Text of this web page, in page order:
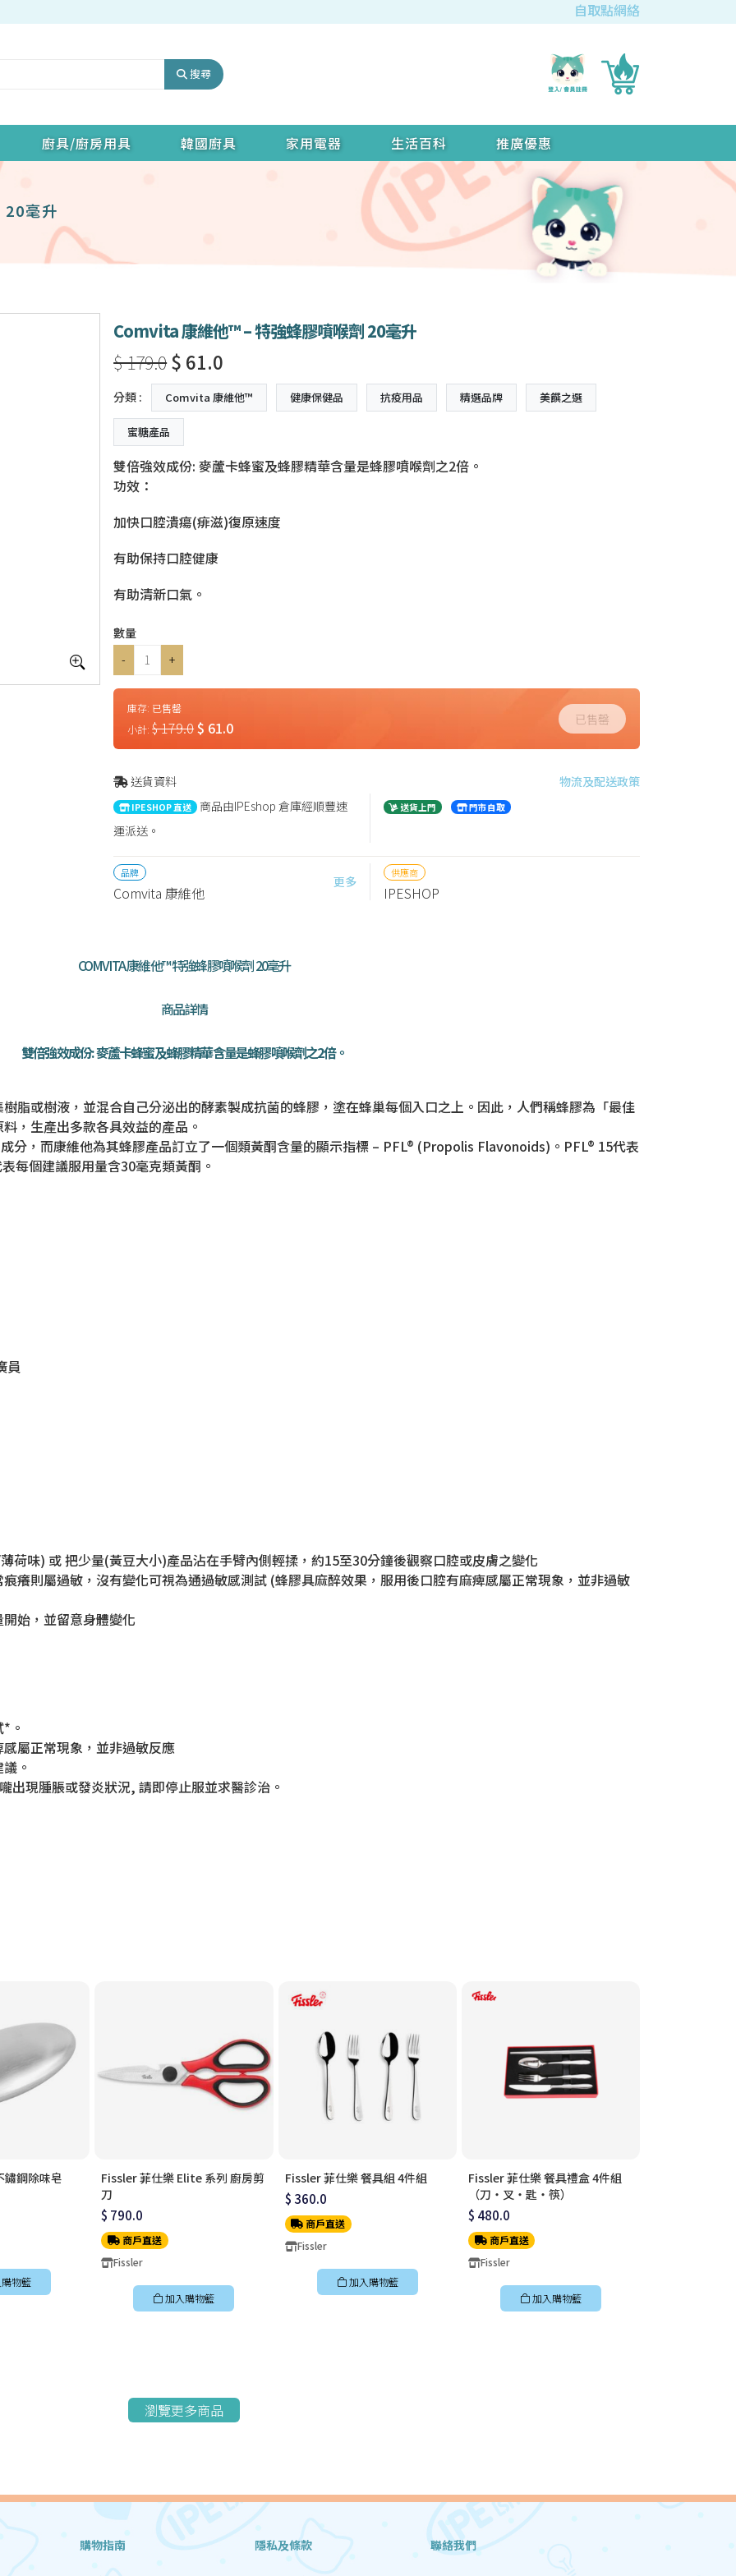
自取點網絡
搜尋
廚具/廚房用具 韓國廚具 家用電器 生活百科 推廣優惠
毫升
Comvita 康維他™ – 特強蜂膠噴喉劑 20毫升
$ 179.0$ 61.0
分類 : Comvita 康維他™ 健康保健品 抗疫用品 精選品牌 美饌之選
蜜糖產品
雙倍強效成份: 麥蘆卡蜂蜜及蜂膠精華含量是蜂膠噴喉劑之2倍。
功效：
加快口腔潰瘍(痱滋)復原速度
有助保持口腔健康
有助清新口氣。
數量
-
+
庫存: 已售罄
小計:$ 179.0$ 61.0 已售罄
送貨資料 物流及配送政策
IPESHOP 直送 商品由IPEshop 倉庫經順豐速
運派送。
送貨上門 門市自取
品牌
Comvita 康維他
更多
供應商
IPESHOP
COMVITA 康維他™ 特強蜂膠噴喉劑 20毫升
商品詳情
雙倍強效成份: 麥蘆卡蜂蜜及蜂膠精華含量是蜂膠噴喉劑之2倍。
脂或樹液，並混合自己分泌出的酵素製成抗菌的蜂膠，塗在蜂巢每個入口之上。因此，人們稱蜂膠為「最佳
，生產出多款各具效益的產品。
分，而康維他為其蜂膠產品訂立了一個類黃酮含量的顯示指標 – PFL® (Propolis Flavonoids)。PFL® 15代表
每個建議服用量含30毫克類黃酮。
員
荷味) 或 把少量(黃豆大小)產品沾在手臂內側輕揉，約15至30分鐘後觀察口腔或皮膚之變化
癢則屬過敏，沒有變化可視為通過敏感測試 (蜂膠具麻醉效果，服用後口腔有麻痺感屬正常現象，並非過敏
始，並留意身體變化
。
屬正常現象，並非過敏反應
。
出現腫脹或發炎狀況, 請即停止服並求醫診治。
鏽鋼除味皂
物籃
Fissler 菲仕樂 Elite 系列 廚房剪
刀
$ 790.0
商戶直送
Fissler
加入購物籃
Fissler 菲仕樂 餐具組 4件組
$ 360.0
商戶直送
Fissler
加入購物籃
Fissler 菲仕樂 餐具禮盒 4件組
（刀・叉・匙・筷）
$ 480.0
商戶直送
Fissler
加入購物籃
瀏覽更多商品
購物指南 隱私及條款 聯絡我們